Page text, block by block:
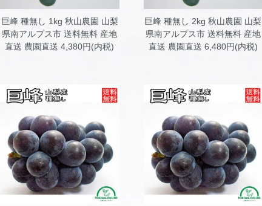
巨峰 種無し 1kg 秋山農園 山梨
県南アルプス市 送料無料 産地
直送 農園直送 4,380円(内税)
巨峰 種無し 2kg 秋山農園 山梨
県南アルプス市 送料無料 産地
直送 農園直送 6,480円(内税)